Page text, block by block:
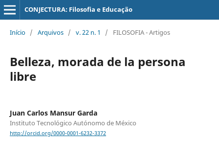
CONJECTURA: Filosofia e Educação
Início / Arquivos / v. 22 n. 1 / FILOSOFIA - Artigos
Belleza, morada de la persona
libre
Juan Carlos Mansur Garda
Instituto Tecnológico Autónomo de México
http://orcid.org/0000-0001-6232-3372